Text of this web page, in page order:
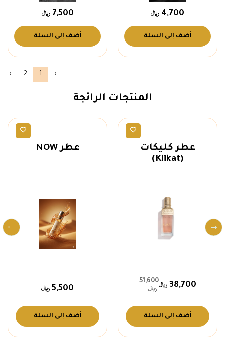
4,700
أضف إلى السلة
7,500
أضف إلى السلة
‹
1
2
›
المنتجات الرائجة
عطر كليكات
(Klikat)
38,700
51,600
أضف إلى السلة
عطر NOW
5,500
أضف إلى السلة